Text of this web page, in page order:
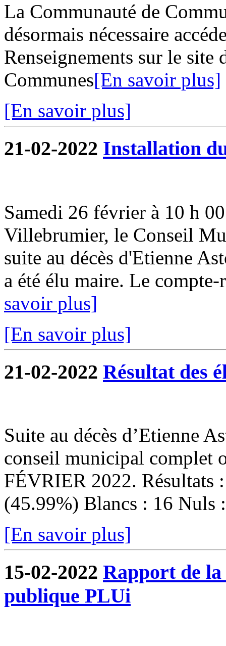
La Communauté de
désormais nécessaire
Renseignements sur le site
Communes[En savoir plus]
[En savoir plus]
21-02-2022 Installation
Samedi 26 février à 10 h
Villebrumier, le Conseil
suite au décès d'Etienne
a été élu maire. Le
savoir plus]
[En savoir plus]
21-02-2022 Résultat des
Suite au décès d’Etienne
conseil municipal complet
FÉVRIER 2022. Résultats
(45.99%) Blancs : 16 Nuls
[En savoir plus]
15-02-2022 Rapport de
publique PLUi